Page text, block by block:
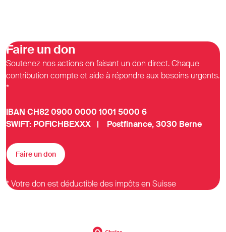
Faire un don
Soutenez nos actions en faisant un don direct. Chaque
contribution compte et aide à répondre aux besoins urgents.
*
IBAN CH82 0900 0000 1001 5000 6
SWIFT: POFICHBEXXX | Postfinance, 3030 Berne
Faire un don
* Votre don est déductible des impôts en Suisse